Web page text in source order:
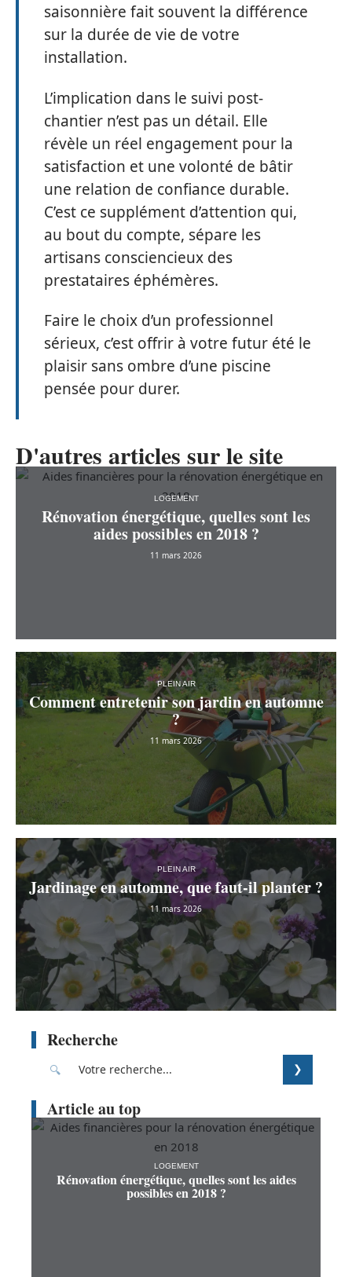
saisonnière fait souvent la différence
sur la durée de vie de votre
installation.
L’implication dans le suivi post-
chantier n’est pas un détail. Elle
révèle un réel engagement pour la
satisfaction et une volonté de bâtir
une relation de confiance durable.
C’est ce supplément d’attention qui,
au bout du compte, sépare les
artisans consciencieux des
prestataires éphémères.
Faire le choix d’un professionnel
sérieux, c’est offrir à votre futur été le
plaisir sans ombre d’une piscine
pensée pour durer.
D'autres articles sur le site
LOGEMENT
Rénovation énergétique, quelles sont les
aides possibles en 2018 ?
11 mars 2026
PLEIN AIR
Comment entretenir son jardin en automne
?
11 mars 2026
PLEIN AIR
Jardinage en automne, que faut-il planter ?
11 mars 2026
Recherche
Article au top
LOGEMENT
Rénovation énergétique, quelles sont les aides
possibles en 2018 ?